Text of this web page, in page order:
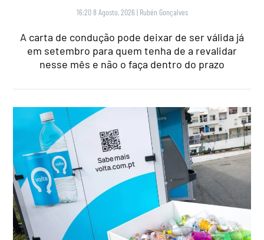
16:20 8 Agosto, 2026 | Rubén Gonçalves
A carta de condução pode deixar de ser válida já
em setembro para quem tenha de a revalidar
nesse mês e não o faça dentro do prazo